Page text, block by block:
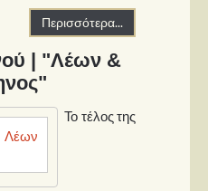
Περισσότερα...
| "Λέων &
Το τέλος της